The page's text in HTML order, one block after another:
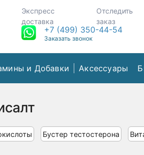
Экспресс
доставка
Отследить
заказ
+7 (499) 350-44-54
Заказать звонок
и Добавки Аксессуары
Бустер тестостерона